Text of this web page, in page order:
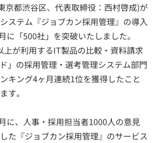
京都渋谷区、代表取締役：西村啓成)が
ステム『ジョブカン採用管理』の導入
に「500社」を突破いたしました。
上が利用するIT製品の比較・資料請求
」の採用管理・選考管理システム部門
キング4ヶ月連続1位を獲得したこと
す。
に、人事・採用担当者1000人の意見
た『ジョブカン採用管理』のサービス